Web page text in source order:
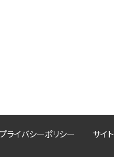
プライバシーポリシー サイ